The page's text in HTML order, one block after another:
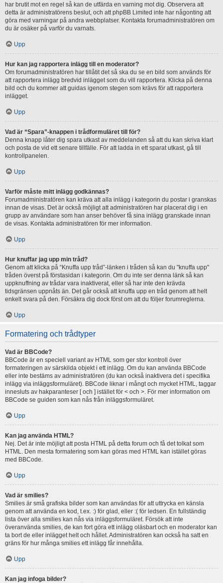
har brutit mot en regel så kan de utfärda en varning mot dig. Observera att
detta är administratörens beslut, och att phpBB Limited inte har någonting att
göra med varningar på andra webbplatser. Kontakta forumadministratören om
du är osäker på varför du varnats.
Upp
Hur kan jag rapportera inlägg till en moderator?
Om forumadministratören har tillåtit det så ska du se en bild som används för
att rapportera inlägg bredvid inlägget som du vill rapportera. Klicka på denna
bild och du kommer att guidas igenom stegen som krävs för att rapportera
inlägget.
Upp
Vad är “Spara”-knappen i trådformuläret till för?
Denna knapp låter dig spara utkast av meddelanden så att du kan skriva klart
och posta de vid ett senare tillfälle. För att ladda in ett sparat utkast, gå till
kontrollpanelen.
Upp
Varför måste mitt inlägg godkännas?
Forumadministratören kan kräva att alla inlägg i kategorin du postar i granskas
innan de visas. Det är också möjligt att administratören har placerat dig i en
grupp av användare som han anser behöver få sina inlägg granskade innan
de visas. Kontakta administratören för mer information.
Upp
Hur knuffar jag upp min tråd?
Genom att klicka på “Knuffa upp tråd”-länken i tråden så kan du "knuffa upp"
tråden överst på förstasidan i kategorin. Om du inte ser denna länk så kan
uppknuffning av trådar vara inaktiverat, eller så har inte den krävda
tidsgränsen uppnåts än. Det går också att knuffa upp en tråd genom att helt
enkelt svara på den. Försäkra dig dock först om att du följer forumreglerna.
Upp
Formatering och trådtyper
Vad är BBCode?
BBCode är en speciell variant av HTML som ger stor kontroll över
formateringen av särskilda objekt i ett inlägg. Om du kan använda BBCode
eller inte bestäms av administratören (du kan också inaktivera det i specifika
inlägg via inläggsformuläret). BBCode liknar i mångt och mycket HTML, taggar
innesluts av hakparanteser [ och ] istället för < och >. För mer information om
BBCode se guiden som kan nås från inläggsformuläret.
Upp
Kan jag använda HTML?
Nej. Det är inte möjligt att posta HTML på detta forum och få det tolkat som
HTML. Den mesta formatering som kan göras med HTML kan istället göras
med BBCode.
Upp
Vad är smilies?
Smilies är små grafiska bilder som kan användas för att uttrycka en känsla
genom att använda en kod, t.ex. :) för glad, eller :( för ledsen. En fullständig
lista över alla smilies kan nås via inläggsformuläret. Försök att inte
överanvända smilies, de kan fort göra ett inlägg oläsbart och en moderator kan
ta bort de eller inlägget helt och hållet. Administratören kan också ha satt en
gräns för hur många smilies ett inlägg får innehålla.
Upp
Kan jag infoga bilder?